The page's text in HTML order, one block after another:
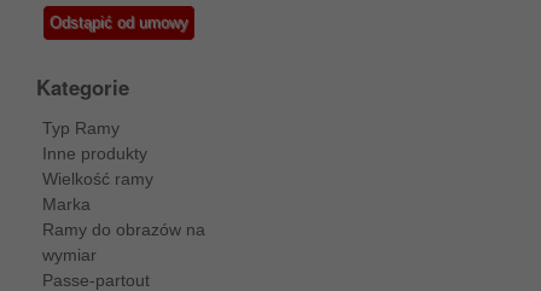
Odstąpić od umowy
Kategorie
Typ Ramy
Inne produkty
Wielkość ramy
Marka
Ramy do obrazów na
wymiar
Passe-partout